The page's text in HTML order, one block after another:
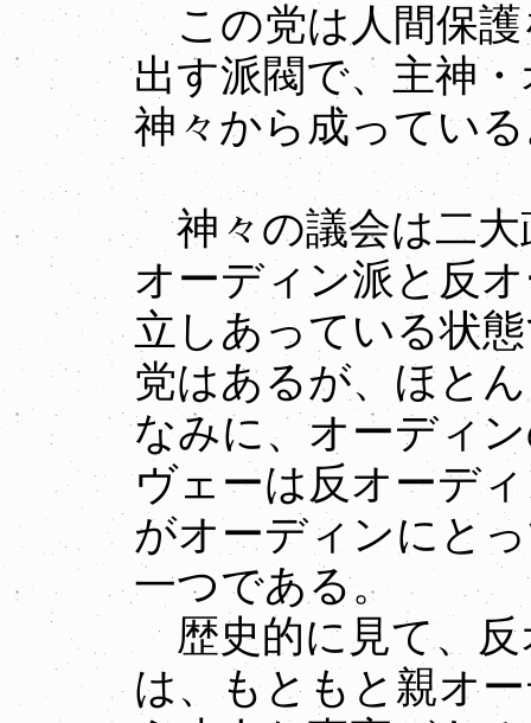
この党は人間保護
出す派閥で、主神
神々から成ってい
神々の議会は二大
オーディン派と反
立しあっている状
党はあるが、ほと
なみに、オーディ
ヴェーは反オーデ
がオーディンにと
一つである。
歴史的に見て、反
は、もともと親オ